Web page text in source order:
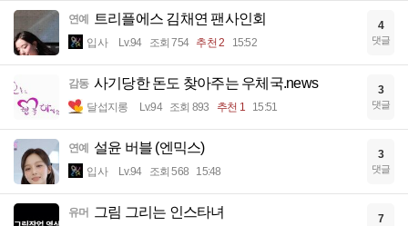
연예 트리플에스 김채연 팬사인회
입사 Lv.94 조회 754 추천 2 15:52
4
댓글
감동 사기당한 돈도 찾아주는 우체국.news
달섭지롱 Lv.94 조회 893 추천 1 15:51
3
댓글
연예 설윤 버블 (엔믹스)
입사 Lv.94 조회 568 15:48
3
댓글
유머 그림 그리는 인스타녀 7